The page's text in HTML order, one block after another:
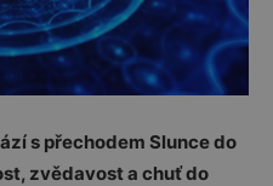
s přechodem Slunce do
zvědavost a chuť do